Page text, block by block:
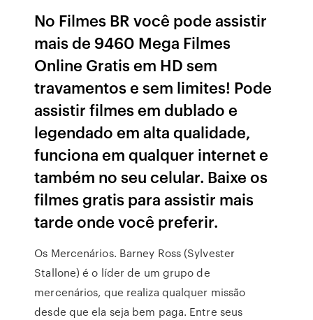
No Filmes BR você pode assistir
mais de 9460 Mega Filmes
Online Gratis em HD sem
travamentos e sem limites! Pode
assistir filmes em dublado e
legendado em alta qualidade,
funciona em qualquer internet e
também no seu celular. Baixe os
filmes gratis para assistir mais
tarde onde você preferir.
Os Mercenários. Barney Ross (Sylvester
Stallone) é o líder de um grupo de
mercenários, que realiza qualquer missão
desde que ela seja bem paga. Entre seus